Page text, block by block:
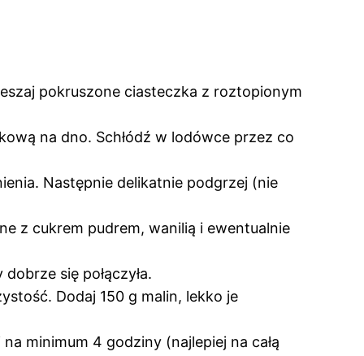
pokruszone ciasteczka z roztopionym
na dno. Schłódź w lodówce przez co
Następnie delikatnie podgrzej (nie
z cukrem pudrem, wanilią i ewentualnie
się połączyła.
Dodaj 150 g malin, lekko je
minimum 4 godziny (najlepiej na całą